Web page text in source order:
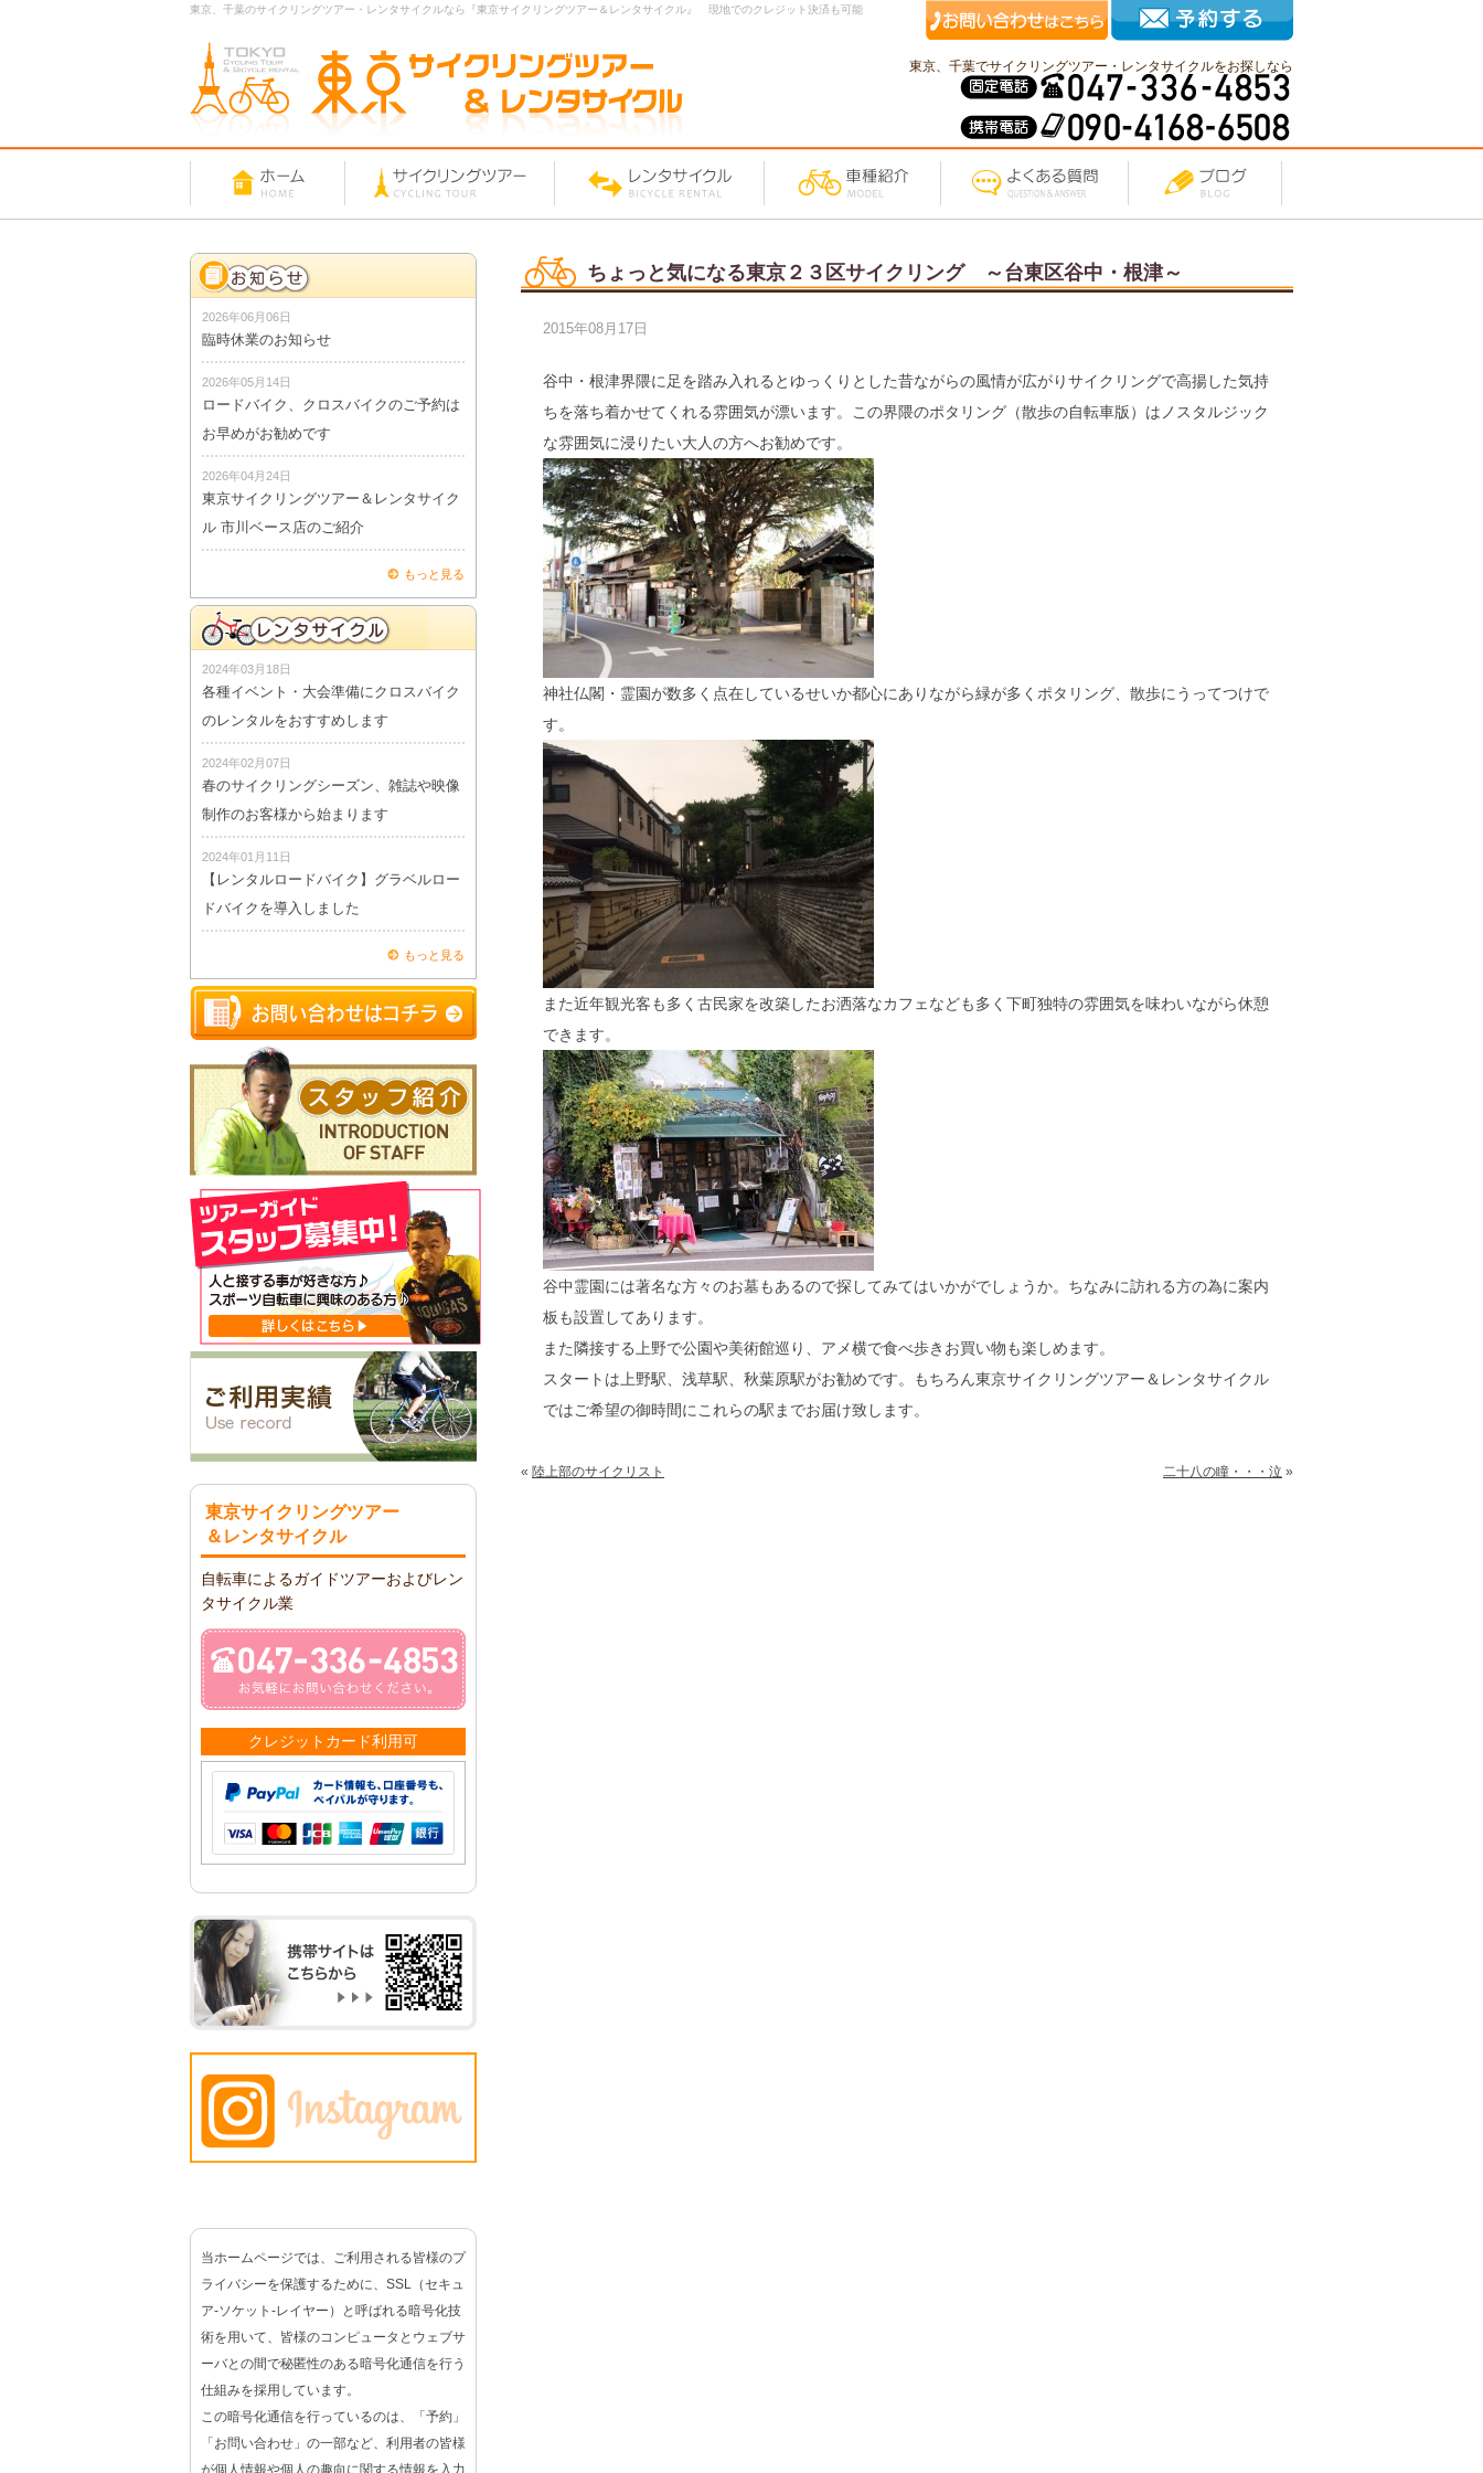
東京、千葉のサイクリングツアー・レンタサイクルなら『東京サイクリングツアー＆レンタサイクル』 現地でのクレジット決済も可能
東京、千葉でサイクリングツアー・レンタサイクルをお探しなら
ちょっと気になる東京２３区サイクリング ～台東区谷中・根津～
2015年08月17日
谷中・根津界隈に足を踏み入れるとゆっくりとした昔ながらの風情が広がりサイクリングで高揚した気持
ちを落ち着かせてくれる雰囲気が漂います。この界隈のポタリング（散歩の自転車版）はノスタルジック
な雰囲気に浸りたい大人の方へお勧めです。
神社仏閣・霊園が数多く点在しているせいか都心にありながら緑が多くポタリング、散歩にうってつけで
す。
また近年観光客も多く古民家を改築したお洒落なカフェなども多く下町独特の雰囲気を味わいながら休憩
できます。
谷中霊園には著名な方々のお墓もあるので探してみてはいかがでしょうか。ちなみに訪れる方の為に案内
板も設置してあります。
また隣接する上野で公園や美術館巡り、アメ横で食べ歩きお買い物も楽しめます。
スタートは上野駅、浅草駅、秋葉原駅がお勧めです。もちろん東京サイクリングツアー＆レンタサイクル
ではご希望の御時間にこれらの駅までお届け致します。
« 陸上部のサイクリスト 二十八の瞳・・・泣 »
2026年06月06日
臨時休業のお知らせ
2026年05月14日
ロードバイク、クロスバイクのご予約は
お早めがお勧めです
2026年04月24日
東京サイクリングツアー＆レンタサイク
ル 市川ベース店のご紹介
もっと見る
2024年03月18日
各種イベント・大会準備にクロスバイク
のレンタルをおすすめします
2024年02月07日
春のサイクリングシーズン、雑誌や映像
制作のお客様から始まります
2024年01月11日
【レンタルロードバイク】グラベルロー
ドバイクを導入しました
もっと見る
東京サイクリングツアー
＆レンタサイクル
自転車によるガイドツアーおよびレン
タサイクル業
クレジットカード利用可
当ホームページでは、ご利用される皆様のプ
ライバシーを保護するために、SSL（セキュ
ア-ソケット-レイヤー）と呼ばれる暗号化技
術を用いて、皆様のコンピュータとウェブサ
ーバとの間で秘匿性のある暗号化通信を行う
仕組みを採用しています。
この暗号化通信を行っているのは、「予約」
「お問い合わせ」の一部など、利用者の皆様
が個人情報や個人の趣向に関する情報を入力